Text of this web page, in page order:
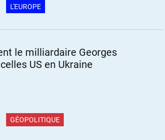
L'EUROPE
le milliardaire Georges
US en Ukraine
GÉOPOLITIQUE